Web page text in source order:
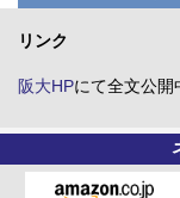
リンク
阪大HPにて全文公開